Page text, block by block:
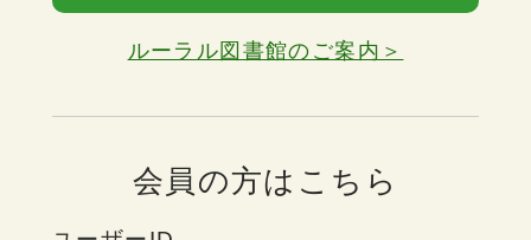
ルーラル図書館のご案内＞
会員の方はこちら